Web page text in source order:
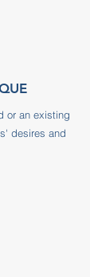
or an existing
desires and